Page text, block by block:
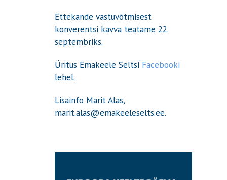
Ettekande vastuvõtmisest
konverentsi kavva teatame 22.
septembriks.
Üritus Emakeele Seltsi Facebooki
lehel.
Lisainfo Marit Alas,
marit.alas@emakeeleselts.ee.